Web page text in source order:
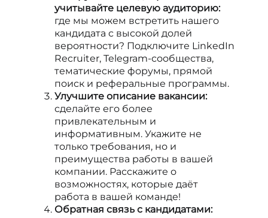
учитывайте целевую аудиторию:
где мы можем встретить нашего
кандидата с высокой долей
вероятности? Подключите LinkedIn
Recruiter, Telegram-сообщества,
тематические форумы, прямой
поиск и реферальные программы.
Улучшите описание вакансии:
сделайте его более
привлекательным и
информативным. Укажите не
только требования, но и
преимущества работы в вашей
компании. Расскажите о
возможностях, которые даёт
работа в вашей команде!
Обратная связь с кандидатами: